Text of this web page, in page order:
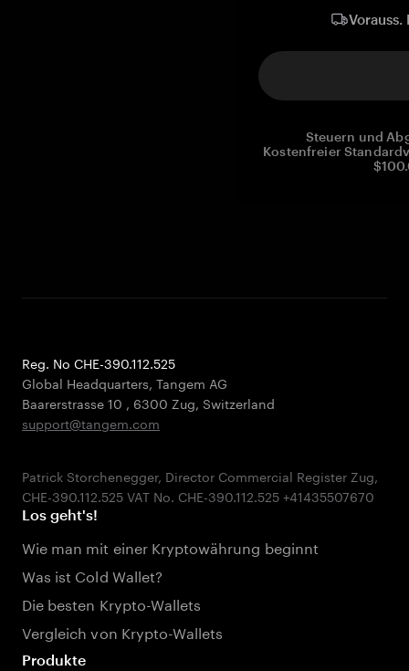
Steuern und
Kostenfreier
Reg. No CHE-390.112.525
Global Headquarters, Tangem AG
Baarerstrasse 10 , 6300 Zug, Switzerland
support@tangem.com
Patrick Storchenegger, Director Commercial Register Zug,
Los geht's!
Wie man mit einer Kryptowährung beginnt
Was ist Cold Wallet?
Die besten Krypto-Wallets
Vergleich von Krypto-Wallets
Produkte